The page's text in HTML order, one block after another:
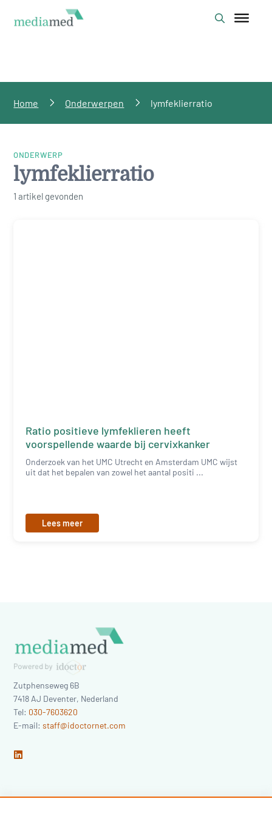
Home Onderwerpen lymfeklierratio
ONDERWERP
lymfeklierratio
1 artikel gevonden
Ratio positieve lymfeklieren heeft
voorspellende waarde bij cervixkanker
Onderzoek van het UMC Utrecht en Amsterdam UMC wijst
uit dat het bepalen van zowel het aantal positi ...
Lees meer
Zutphenseweg 6B
7418 AJ Deventer, Nederland
Tel: 030-7603620
E-mail:staff@idoctornet.com